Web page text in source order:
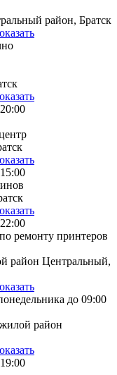
район, Братск
ремонту принтеров
район Центральный,
до 09:00
район